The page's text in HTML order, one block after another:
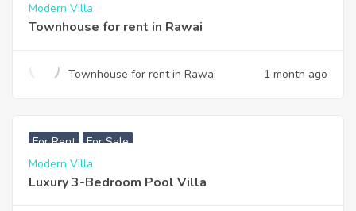
Modern Villa
Townhouse for rent in Rawai
Townhouse for rent in Rawai 1 month ago
For Rent For Sale
Modern Villa
Luxury 3-Bedroom Pool Villa